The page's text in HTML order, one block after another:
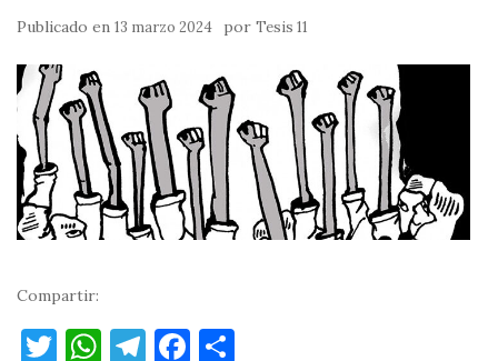
Publicado en 13 marzo 2024 por Tesis 11
Compartir:
T W T F